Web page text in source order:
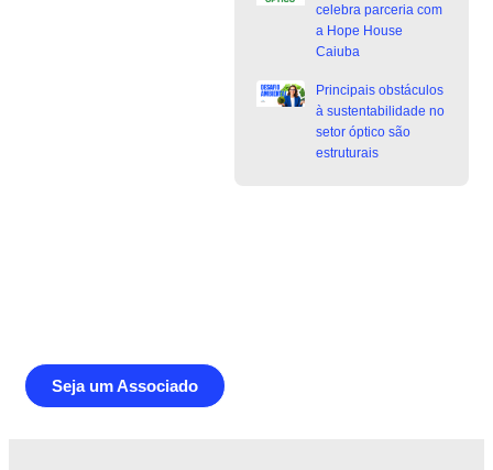
celebra parceria com
a Hope House
Caiuba
Principais obstáculos
à sustentabilidade no
setor óptico são
estruturais
Seja um Associado